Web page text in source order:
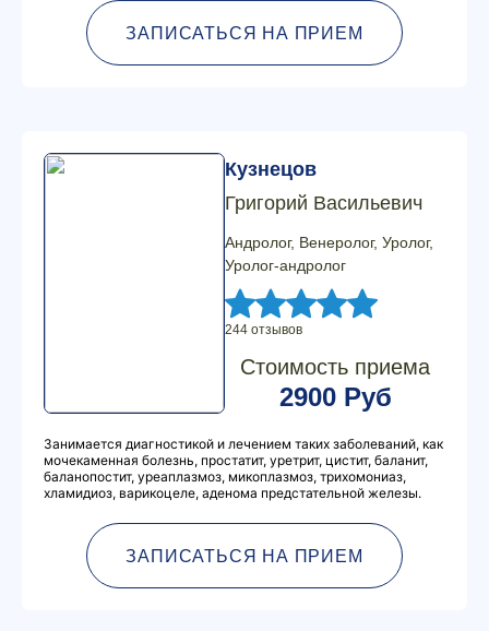
ЗАПИСАТЬСЯ НА ПРИЕМ
Кузнецов
Григорий Васильевич
Андролог, Венеролог, Уролог,
Уролог-андролог
244 отзывов
Стоимость приема
2900 Руб
Занимается диагностикой и лечением таких заболеваний, как
мочекаменная болезнь, простатит, уретрит, цистит, баланит,
баланопостит, уреаплазмоз, микоплазмоз, трихомониаз,
хламидиоз, варикоцеле, аденома предстательной железы.
ЗАПИСАТЬСЯ НА ПРИЕМ